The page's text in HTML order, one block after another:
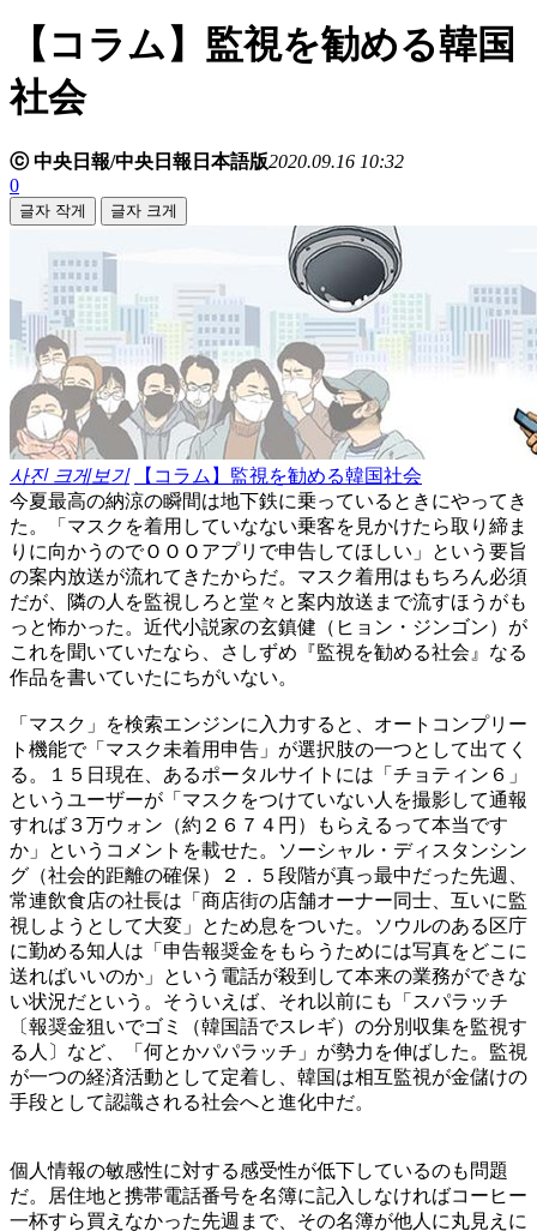
【コラム】監視を勧める韓国
社会
ⓒ 中央日報/中央日報日本語版2020.09.16 10:32
0
글자 작게 글자 크게
사진 크게보기
【コラム】監視を勧める韓国社会
今夏最高の納涼の瞬間は地下鉄に乗っているときにやってき
た。「マスクを着用していなない乗客を見かけたら取り締ま
りに向かうのでＯＯＯアプリで申告してほしい」という要旨
の案内放送が流れてきたからだ。マスク着用はもちろん必須
だが、隣の人を監視しろと堂々と案内放送まで流すほうがも
っと怖かった。近代小説家の玄鎮健（ヒョン・ジンゴン）が
これを聞いていたなら、さしずめ『監視を勧める社会』なる
作品を書いていたにちがいない。
「マスク」を検索エンジンに入力すると、オートコンプリー
ト機能で「マスク未着用申告」が選択肢の一つとして出てく
る。１５日現在、あるポータルサイトには「チョティン６」
というユーザーが「マスクをつけていない人を撮影して通報
すれば３万ウォン（約２６７４円）もらえるって本当です
か」というコメントを載せた。ソーシャル・ディスタンシン
グ（社会的距離の確保）２．５段階が真っ最中だった先週、
常連飲食店の社長は「商店街の店舗オーナー同士、互いに監
視しようとして大変」とため息をついた。ソウルのある区庁
に勤める知人は「申告報奨金をもらうためには写真をどこに
送ればいいのか」という電話が殺到して本来の業務ができな
い状況だという。そういえば、それ以前にも「スパラッチ
〔報奨金狙いでゴミ（韓国語でスレギ）の分別収集を監視す
る人〕など、「何とかパパラッチ」が勢力を伸ばした。監視
が一つの経済活動として定着し、韓国は相互監視が金儲けの
手段として認識される社会へと進化中だ。
個人情報の敏感性に対する感受性が低下しているのも問題
だ。居住地と携帯電話番号を名簿に記入しなければコーヒー
一杯すら買えなかった先週まで、その名簿が他人に丸見えに